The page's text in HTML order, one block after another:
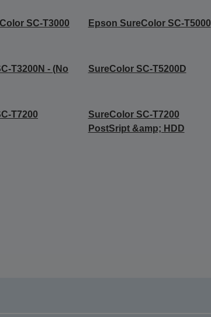
SC-T3000 Epson SureColor SC-T5000
T3200N - (No
SureColor SC-T5200D
T7200
SureColor SC-T7200
PostSript &amp; HDD